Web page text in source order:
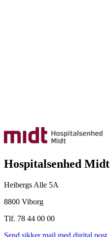
Hospitalsenhed Midt
Heibergs Alle 5A
8800 Viborg
Tlf. 78 44 00 00